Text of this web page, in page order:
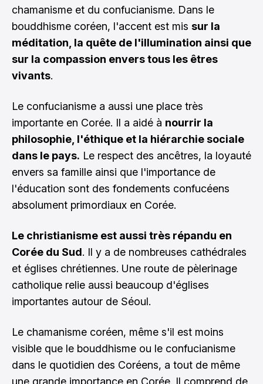
chamanisme et du confucianisme. Dans le
bouddhisme coréen, l'accent est mis sur la
méditation, la quête de l'illumination ainsi que
sur la compassion envers tous les êtres
vivants.
Le confucianisme a aussi une place très
importante en Corée. Il a aidé à nourrir la
philosophie, l'éthique et la hiérarchie sociale
dans le pays. Le respect des ancêtres, la loyauté
envers sa famille ainsi que l'importance de
l'éducation sont des fondements confucéens
absolument primordiaux en Corée.
Le christianisme est aussi très répandu en
Corée du Sud. Il y a de nombreuses cathédrales
et églises chrétiennes. Une route de pèlerinage
catholique relie aussi beaucoup d'églises
importantes autour de Séoul.
Le chamanisme coréen, même s'il est moins
visible que le bouddhisme ou le confucianisme
dans le quotidien des Coréens, a tout de même
une grande importance en Corée. Il comprend de